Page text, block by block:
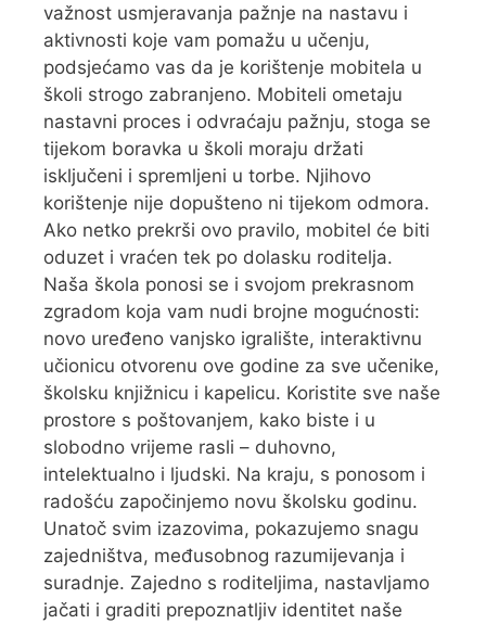
važnost usmjeravanja pažnje na nastavu i
aktivnosti koje vam pomažu u učenju,
podsjećamo vas da je korištenje mobitela u
školi strogo zabranjeno. Mobiteli ometaju
nastavni proces i odvraćaju pažnju, stoga se
tijekom boravka u školi moraju držati
isključeni i spremljeni u torbe. Njihovo
korištenje nije dopušteno ni tijekom odmora.
Ako netko prekrši ovo pravilo, mobitel će biti
oduzet i vraćen tek po dolasku roditelja.
Naša škola ponosi se i svojom prekrasnom
zgradom koja vam nudi brojne mogućnosti:
novo uređeno vanjsko igralište, interaktivnu
učionicu otvorenu ove godine za sve učenike,
školsku knjižnicu i kapelicu. Koristite sve naše
prostore s poštovanjem, kako biste i u
slobodno vrijeme rasli – duhovno,
intelektualno i ljudski. Na kraju, s ponosom i
radošću započinjemo novu školsku godinu.
Unatoč svim izazovima, pokazujemo snagu
zajedništva, međusobnog razumijevanja i
suradnje. Zajedno s roditeljima, nastavljamo
jačati i graditi prepoznatljiv identitet naše